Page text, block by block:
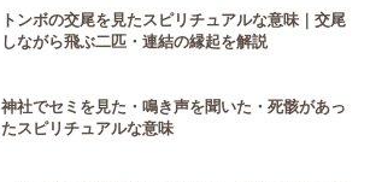
トンボの交尾を見たスピリチュアルな意味｜交尾
しながら飛ぶ二匹・連結の縁起を解説
神社でセミを見た・鳴き声を聞いた・死骸があっ
たスピリチュアルな意味